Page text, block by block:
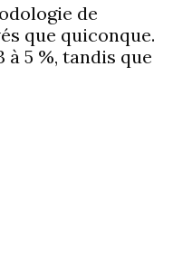
de
que quiconque.
5 %, tandis que